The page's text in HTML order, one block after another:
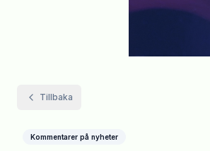
Tillbaka
Kommentarer på nyheter